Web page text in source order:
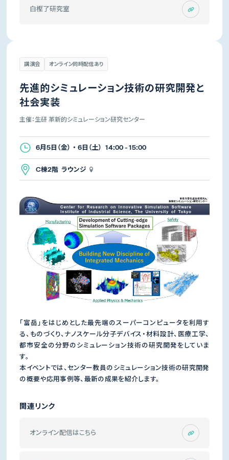
白樫了研究室
講演会 オンライン同時配信あり
先進的シミュレーション技術の研究開発と
社会実装
主催：生研 革新的シミュレーション研究センター
6月5日（金） ・ 6日（土） 14:00 - 15:00
C棟2階 ラウンジ
「富岳」をはじめとした最先端のスーパーコンピュータを利用す
る、ものづくり、ナノスケール分子デバイス・材料設計、医療工学、
都市安全の分野のシミュレーション技術の研究開発をしていま
す。
本イベントでは、センター教員のシミュレーション技術の研究開発
の概要や応用事例等、最新の成果を紹介します。
関連リンク
オンライン配信はこちら